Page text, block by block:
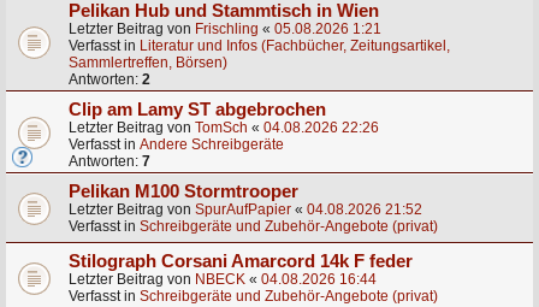
Pelikan Hub und Stammtisch in Wien
Letzter Beitrag von Frischling « 05.08.2026 1:21
Verfasst in Literatur und Infos (Fachbücher, Zeitungsartikel,
Sammlertreffen, Börsen)
Antworten: 2
Clip am Lamy ST abgebrochen
Letzter Beitrag von TomSch « 04.08.2026 22:26
Verfasst in Andere Schreibgeräte
Antworten: 7
Pelikan M100 Stormtrooper
Letzter Beitrag von SpurAufPapier « 04.08.2026 21:52
Verfasst in Schreibgeräte und Zubehör-Angebote (privat)
Stilograph Corsani Amarcord 14k F feder
Letzter Beitrag von NBECK « 04.08.2026 16:44
Verfasst in Schreibgeräte und Zubehör-Angebote (privat)